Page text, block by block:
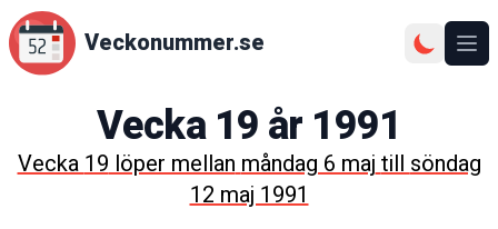
Veckonummer.se
Vecka19år 1991
Vecka19löper mellanmåndag 6 majtillsöndag
12 maj 1991